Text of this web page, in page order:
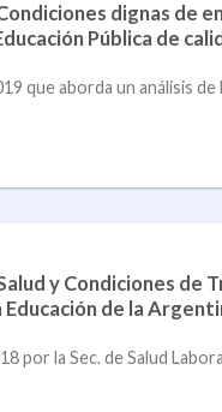
dignas de
Pública de
que aborda un análisis de
y Condiciones de
de la
por la Sec. de Salud